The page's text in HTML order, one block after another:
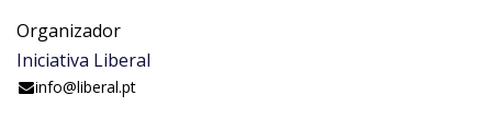
Organizador
Iniciativa Liberal
info@liberal.pt